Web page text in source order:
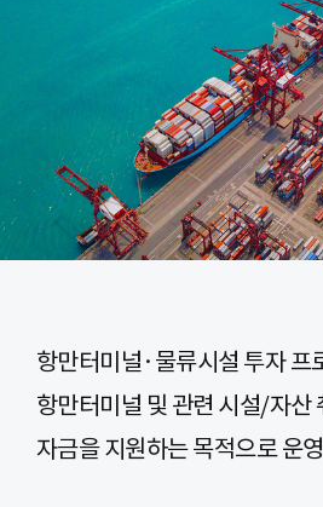
항만터미널·물류시설 투자 프
항만터미널 및 관련 시설/자산
자금을 지원하는 목적으로 운